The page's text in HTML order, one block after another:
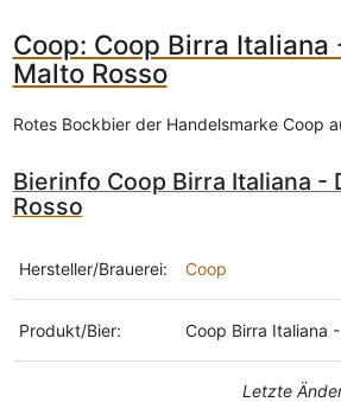
Coop: Coop Birra Italiana
Malto Rosso
Rotes Bockbier der Handelsmarke Coop
Bierinfo Coop Birra Italiana -
Rosso
Hersteller/Brauerei: Coop
Produkt/Bier: Coop Birra Italiana
Letzte